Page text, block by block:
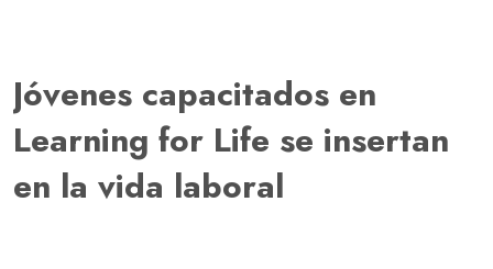
Jóvenes capacitados en
Learning for Life se insertan
en la vida laboral